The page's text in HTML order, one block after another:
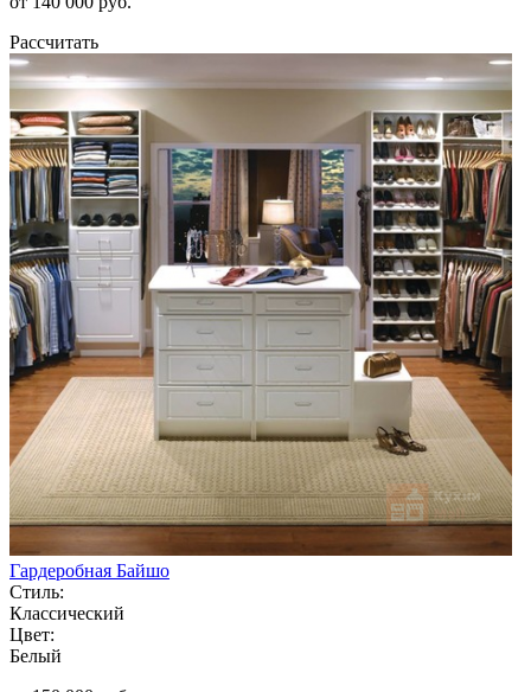
Рассчитать
Гардеробная Байшо
Стиль:
Классический
Цвет:
Белый